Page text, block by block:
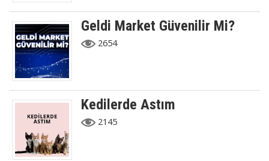
Geldi Market Güvenilir Mi?
2654
Kedilerde Astım
2145